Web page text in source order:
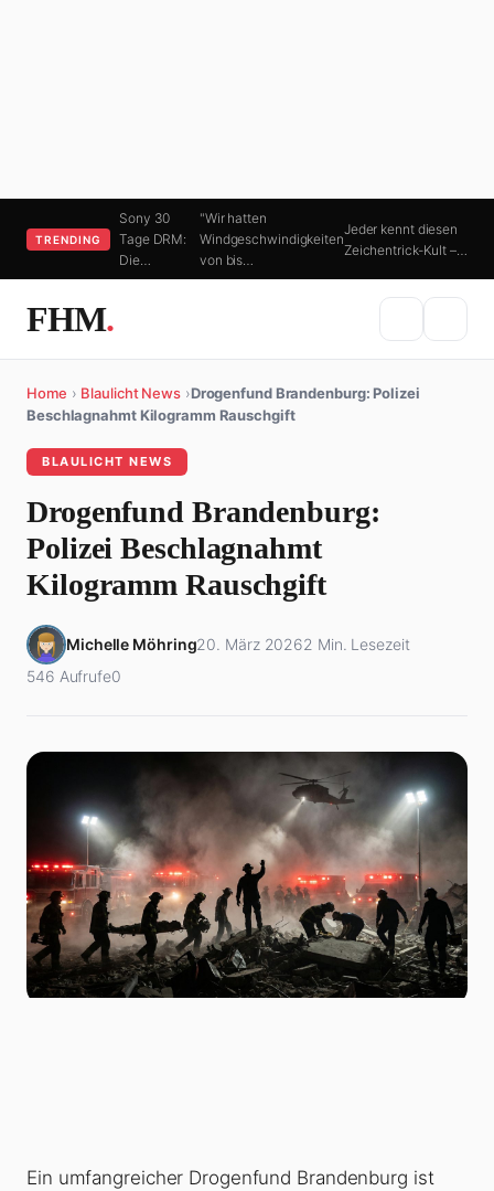
TRENDING
Sony 30
Tage DRM:
Die…
"Wir hatten
Windgeschwindigkeiten
von bis…
Jeder kennt diesen
Zeichentrick-Kult –…
FHM.
Home › Blaulicht News ›Drogenfund Brandenburg: Polizei
Beschlagnahmt Kilogramm Rauschgift
BLAULICHT NEWS
Drogenfund Brandenburg:
Polizei Beschlagnahmt
Kilogramm Rauschgift
Michelle Möhring20. März 20262 Min. Lesezeit
546 Aufrufe0
Ein umfangreicher Drogenfund Brandenburg ist